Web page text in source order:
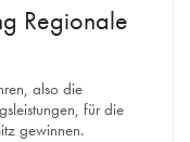
Regionale
also die
für die
gewinnen.